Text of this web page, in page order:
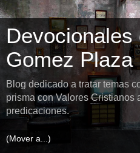
Devocionales
Gomez Plaza
Blog dedicado a tratar temas
prisma con Valores Cristianos
predicaciones.